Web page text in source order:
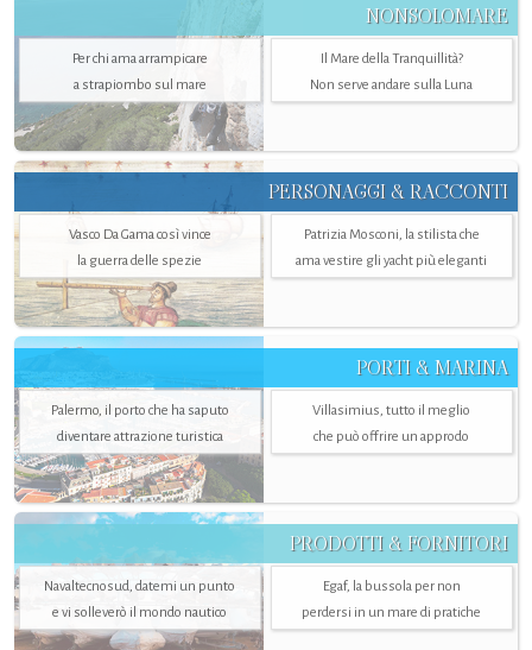
NONSOLOMARE
Per chi ama arrampicare
a strapiombo sul mare
Il Mare della Tranquillità?
Non serve andare sulla Luna
PERSONAGGI & RACCONTI
Vasco Da Gama così vince
la guerra delle spezie
Patrizia Mosconi, la stilista che
ama vestire gli yacht più eleganti
PORTI & MARINA
Palermo, il porto che ha saputo
diventare attrazione turistica
Villasimius, tutto il meglio
che può offrire un approdo
PRODOTTI & FORNITORI
Navaltecnosud, datemi un punto
e vi solleverò il mondo nautico
Egaf, la bussola per non
perdersi in un mare di pratiche